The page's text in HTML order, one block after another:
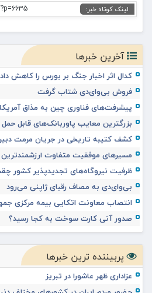
لینک کوتاه خبر:
آخرین خبرها
کدال اثر اخبار جنگ بر بورس را کاهش
فروش بی‌وای‌دی شتاب گرفت
پیشرفت‌های فناوری چین به مذاق
بزرگترین معایب پاوربانک‌های قابل حمل
کشف کتیبه تاریخی در جریان مرمت
مسیرهای موفقیت متفاوت
ظرفیت نیروگاه‌های تجدیدپذیر کشور
بی‌وای‌دی به مصاف رقبای ژاپنی می‌رود
انتصاب معاونت اتکایی بیمه مرکزی
صدور آنی کارت سوخت به کجا رسید؟
پربیننده ترین خبرها
عزاداری ظهر عاشورا در تبریز